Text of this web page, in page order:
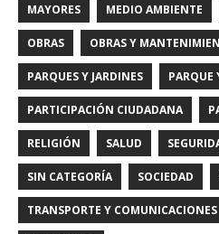
MAYORES MEDIO AMBIENTE
OBRAS OBRAS Y
PARQUES Y JARDINES PARQUE
PARTICIPACIÓN CIUDADANA
RELIGIÓN SALUD
SIN CATEGORÍA SOCIEDAD
TRANSPORTE Y COMUNICACIONES